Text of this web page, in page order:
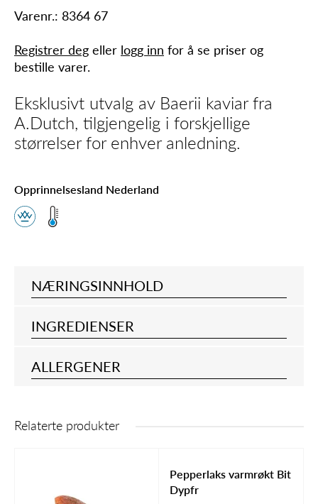
Varenr.: 8364 67
Registrer deg eller logg inn for å se priser og
bestille varer.
Eksklusivt utvalg av Baerii kaviar fra
A.Dutch, tilgjengelig i forskjellige
størrelser for enhver anledning.
Opprinnelsesland Nederland
NÆRINGSINNHOLD
INGREDIENSER
ALLERGENER
Relaterte produkter
Pepperlaks varmrøkt Bit
Dypfr